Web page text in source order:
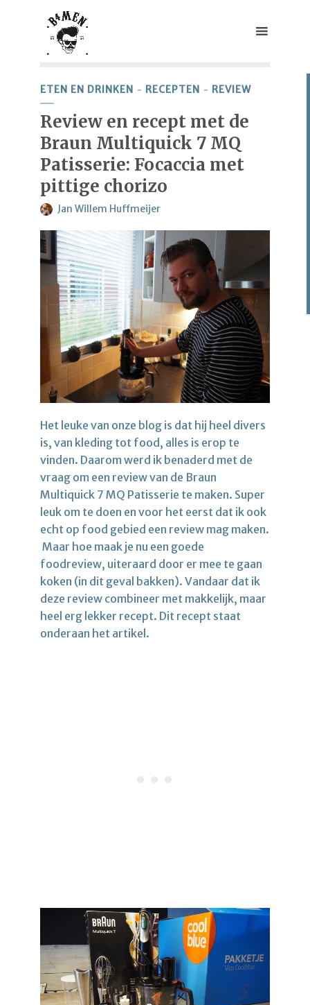
ETEN EN DRINKEN RECEPTEN REVIEW
Review en recept met de
Braun Multiquick 7 MQ
Patisserie: Focaccia met
pittige chorizo
Jan Willem Huffmeijer
Het leuke van onze blog is dat hij heel divers
is, van kleding tot food, alles is erop te
vinden. Daarom werd ik benaderd met de
vraag om een review van de Braun
Multiquick 7 MQ Patisserie te maken. Super
leuk om te doen en voor het eerst dat ik ook
echt op food gebied een review mag maken.
Maar hoe maak je nu een goede
foodreview, uiteraard door er mee te gaan
koken (in dit geval bakken). Vandaar dat ik
deze review combineer met makkelijk, maar
heel erg lekker recept. Dit recept staat
onderaan het artikel.